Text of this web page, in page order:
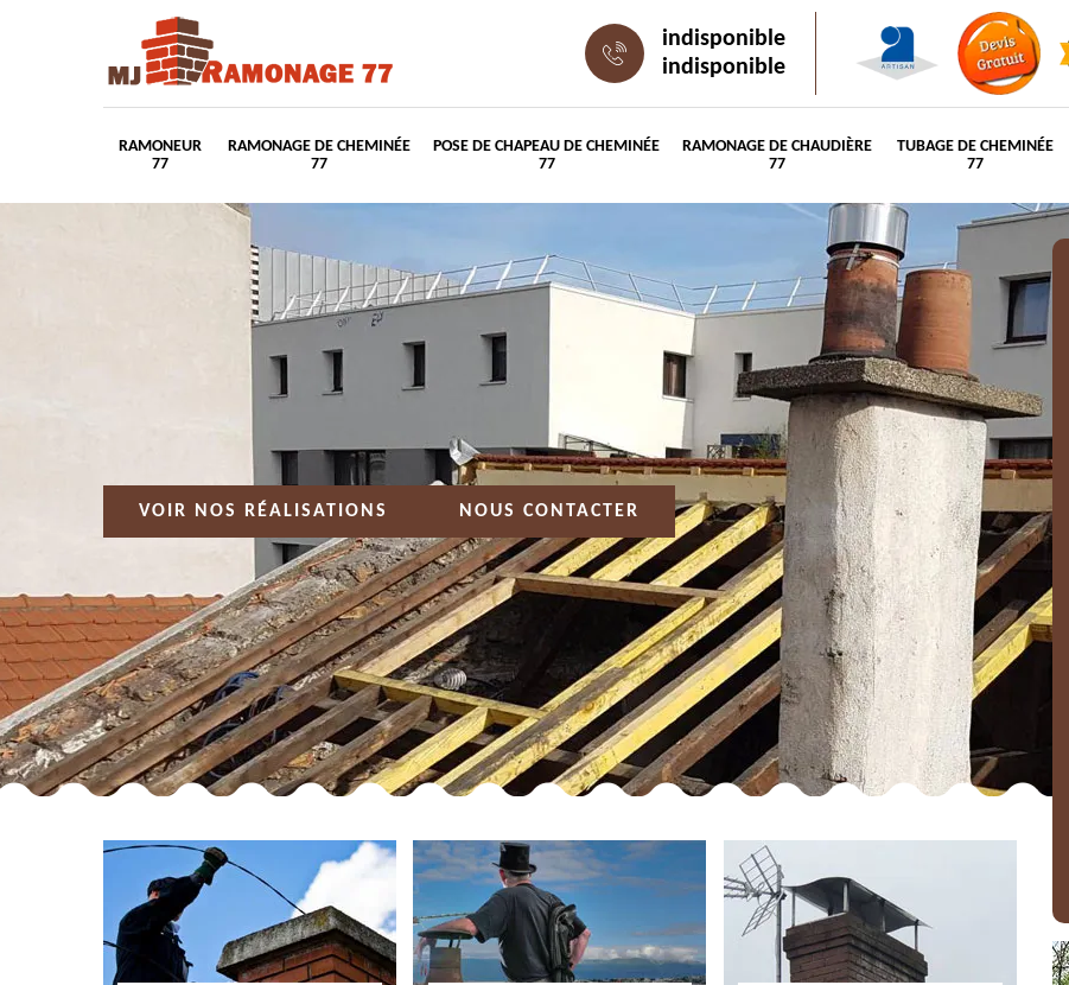
indisponible
indisponible
RAMONEUR
77
RAMONAGE DE CHEMINÉE
77
POSE DE CHAPEAU DE CHEMINÉE
77
RAMONAGE DE CHAUDIÈRE
77
TUBAGE DE CHEMINÉE
77
VOIR NOS RÉALISATIONS NOUS CONTACTER